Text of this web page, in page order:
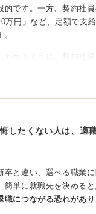
的です。一方、契約社
万円」など、定額で支
わかるように、契約社員
給が安定している企業
多く、「○カ月分」とい
実績4.5カ月分」と記載
のボーナスが支給され
て受け取るのが一般的
したくない人は、適
卒と違い、選べる職業
簡単に就職先を決めると
職につながる恐れがあり